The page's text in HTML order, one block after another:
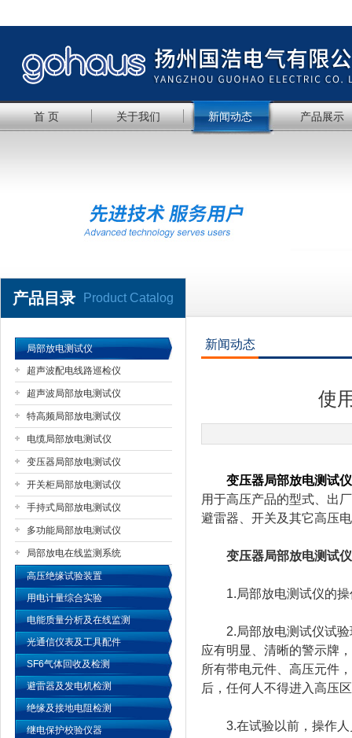
扬州国浩电气有限公司
首 页 关于我们 新闻动态 产品展示
产品目录 Product Catalog
局部放电测试仪
超声波配电线路巡检仪
超声波局部放电测试仪
特高频局部放电测试仪
电缆局部放电测试仪
变压器局部放电测试仪
开关柜局部放电测试仪
手持式局部放电测试仪
多功能局部放电测试仪
局部放电在线监测系统
高压绝缘试验装置
用电计量综合实验
电能质量分析及在线监测
光通信仪表及工具配件
SF6气体回收及检测
避雷器及发电机检测
绝缘及接地电阻检测
继电保护校验仪器
新闻动态
使
变压器局部放电测试仪
用于高压产品的型式、出
避雷器、开关及其它高压
变压器局部放电测试仪
1.局部放电测试仪的操
2.局部放电测试仪试验
应有明显、清晰的警示牌
所有带电元件、高压元件
后，任何人不得进入高压
3.在试验以前，操作人